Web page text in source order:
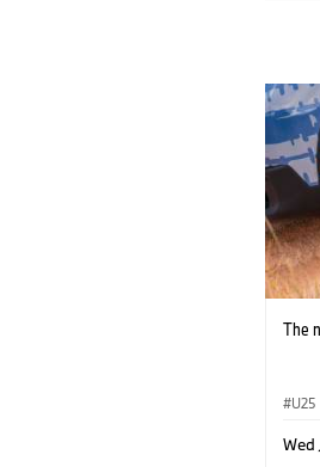
The
U25
Wed